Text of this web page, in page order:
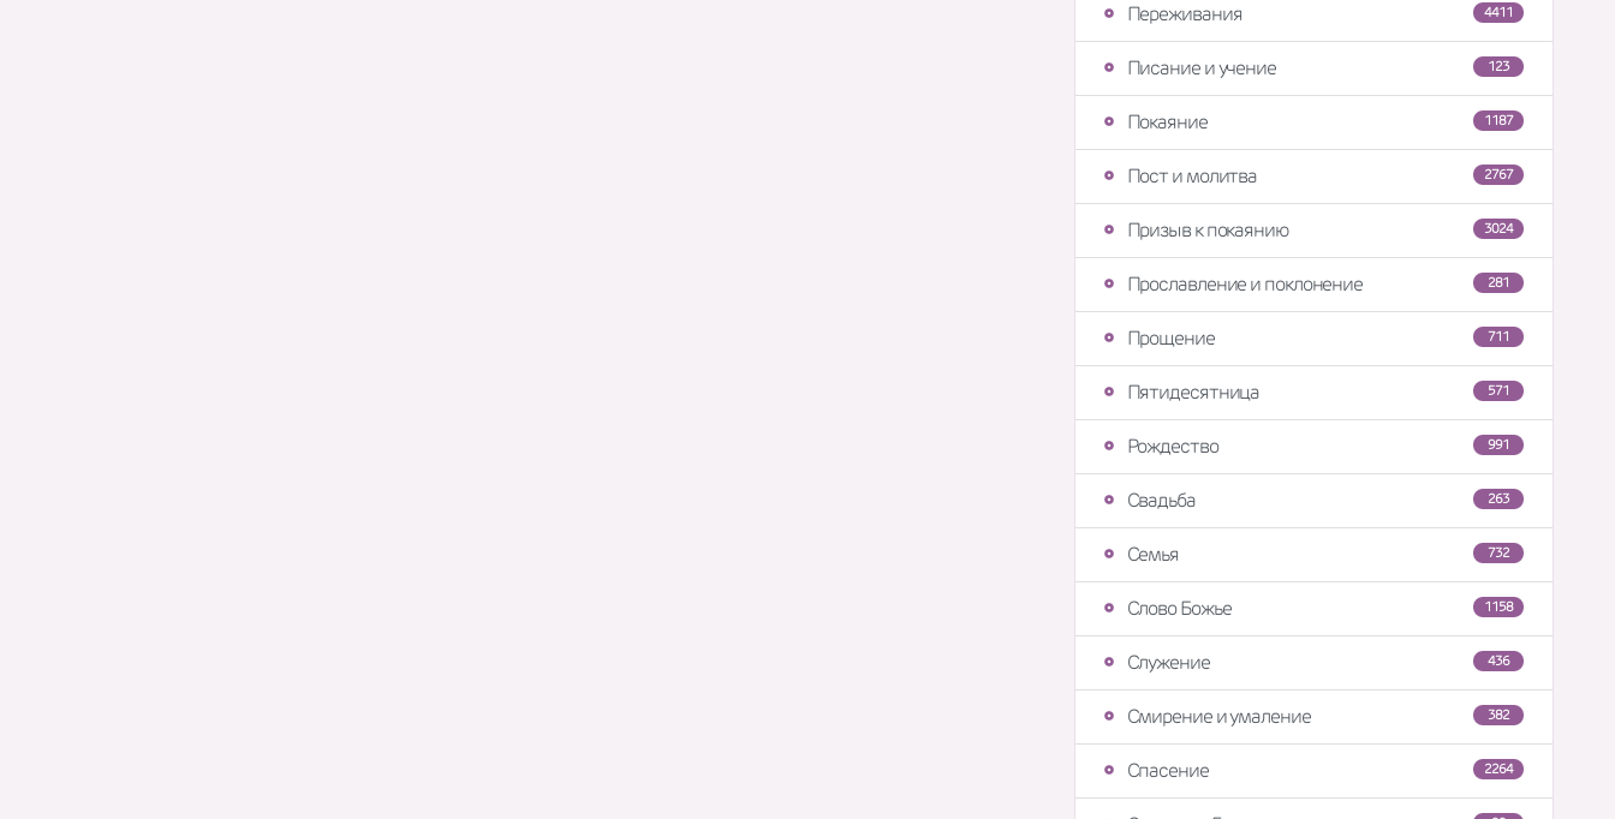
4411
Переживания
123
Писание и учение
1187
Покаяние
2767
Пост и молитва
3024
Призыв к покаянию
281
Прославление и поклонение
711
Прощение
571
Пятидесятница
991
Рождество
263
Свадьба
732
Семья
1158
Слово Божье
436
Служение
382
Смирение и умаление
2264
Спасение